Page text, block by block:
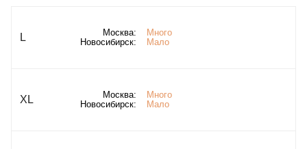
L Москва:
Много
Новосибирск:
Мало
XL Москва:
Много
Новосибирск:
Мало